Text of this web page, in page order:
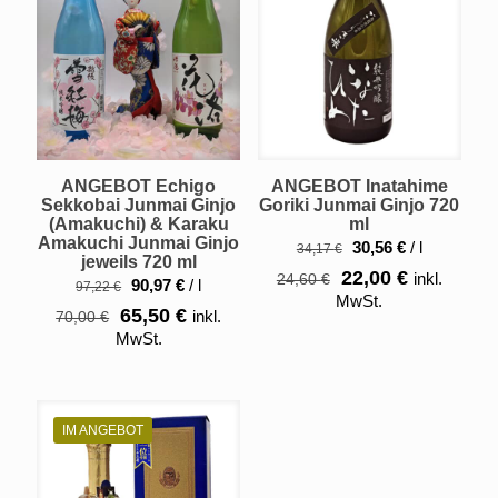
ANGEBOT Echigo
Sekkobai Junmai Ginjo
(Amakuchi) & Karaku
Amakuchi Junmai Ginjo
jeweils 720 ml
97,22€ 90,97€ / l
70,00€
Ursprünglicher
Preis
65,50€Aktueller
inkl.
MwSt.
ANGEBOT Inatahime
Goriki Junmai Ginjo 720
ml
34,17€ 30,56 €/ l
24,60€
Ursprünglicher
Preis
22,00 €Aktueller
inkl.
MwSt.
IM ANGEBOT